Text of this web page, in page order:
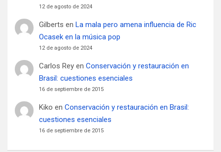
12 de agosto de 2024
Gilberts en La mala pero amena influencia de Ric
Ocasek en la música pop
12 de agosto de 2024
Carlos Reyen Conservación y restauración en
Brasil: cuestiones esenciales
16 de septiembre de 2015
Kiko en Conservación y restauración en Brasil:
cuestiones esenciales
16 de septiembre de 2015